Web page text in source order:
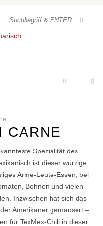
CARNE
Spezialität des
ist dieser würzige
Arme-Leute-Essen, bei
Bohnen und vielen
Inzwischen hat sich das
Amerikaner gemausert –
für TexMex-Chili in dieser